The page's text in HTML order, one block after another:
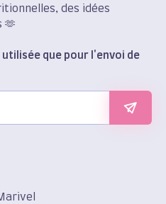
des idées
🫶
que pour l'envoi de